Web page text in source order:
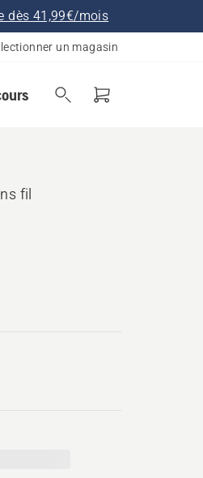
dès 41,99€/mois
un magasin
fil